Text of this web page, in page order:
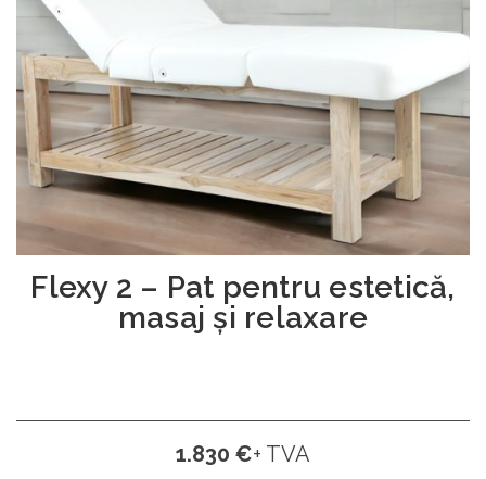
Flexy 2 – Pat pentru estetică,
masaj și relaxare
1.830 €+ TVA